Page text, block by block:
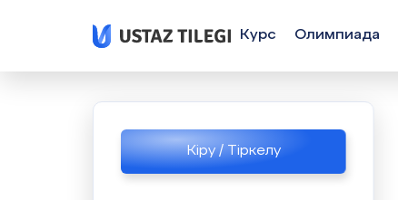
Кіру / Тіркелу
Курс Олимпиада